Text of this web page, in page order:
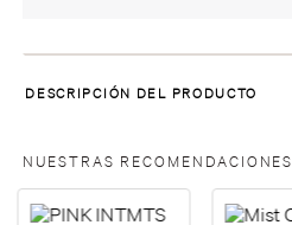
DESCRIPCIÓN DEL PRODUCTO
NUESTRAS RECOMENDACIONES